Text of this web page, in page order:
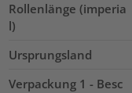
Rollenlänge (imperia
l)
Ursprungsland
Verpackung 1 - Besc